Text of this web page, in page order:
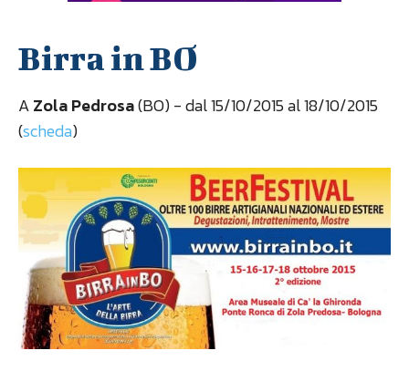
Birra in BO
AZola Pedrosa(BO) - dal 15/10/2015 al 18/10/2015
(scheda)